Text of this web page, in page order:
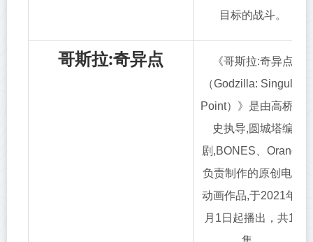
目标的战斗。
哥斯拉:奇异点
《哥斯拉:奇异点
（Godzilla: Singular
Point）》是由高桥敦
史执导,圆城塔编
剧,BONES、Orange
负责制作的原创电视
动画作品,于2021年4
月1日起播出，共13